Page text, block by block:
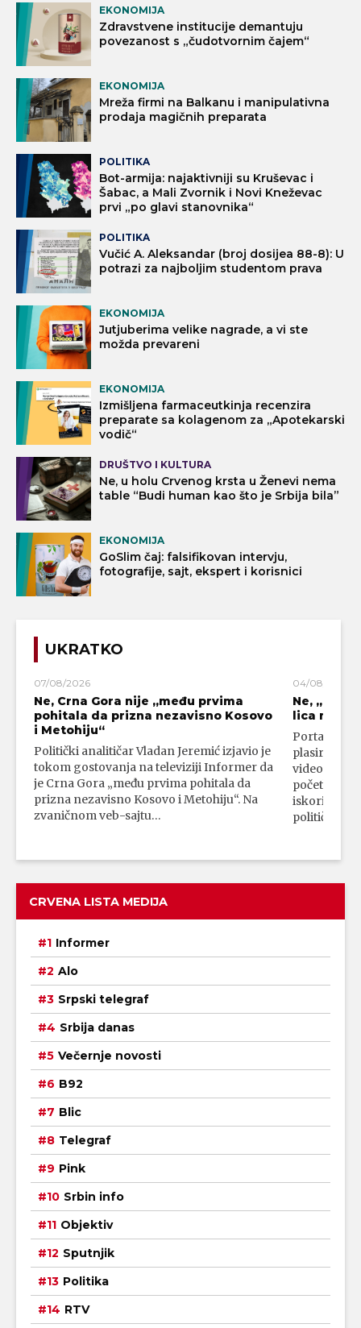
EKONOMIJA
Zdravstvene institucije demantuju
povezanost s „čudotvornim čajem“
EKONOMIJA
Mreža firmi na Balkanu i manipulativna
prodaja magičnih preparata
POLITIKA
Bot-armija: najaktivniji su Kruševac i
Šabac, a Mali Zvornik i Novi Kneževac
prvi „po glavi stanovnika“
POLITIKA
Vučić A. Aleksandar (broj dosijea 88-8): U
potrazi za najboljim studentom prava
EKONOMIJA
Jutjuberima velike nagrade, a vi ste
možda prevareni
EKONOMIJA
Izmišljena farmaceutkinja recenzira
preparate sa kolagenom za „Apotekarski
vodič“
DRUŠTVO I KULTURA
Ne, u holu Crvenog krsta u Ženevi nema
table “Budi human kao što je Srbija bila”
EKONOMIJA
GoSlim čaj: falsifikovan intervju,
fotografije, sajt, ekspert i korisnici
UKRATKO
07/08/2026
Ne, Crna Gora nije „među prvima
pohitala da prizna nezavisno Kosovo
i Metohiju“
Politički analitičar Vladan Jeremić izjavio je
tokom gostovanja na televiziji Informer da
je Crna Gora „među prvima pohitala da
prizna nezavisno Kosovo i Metohiju“. Na
zvaničnom veb-sajtu…
04/08/2026
Ne,
lica
Portal 24
plasirali su
video-
početka
iskorišćava
političkim
CRVENA LISTA MEDIJA
Informer
Alo
Srpski telegraf
Srbija danas
Večernje novosti
B92
Blic
Telegraf
Pink
Srbin info
Objektiv
Sputnjik
Politika
RTV